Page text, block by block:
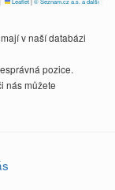
v naší databázi
pozice.
nás můžete